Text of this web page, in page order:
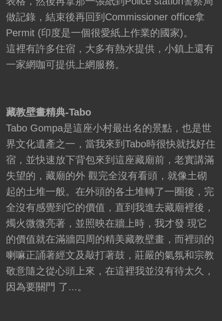
做記錄，結束後再回到Commissioner office拿
Permit (印度是一個很愛紙上作業的國家)。
這裡有許多住宿，大多有熱水提供，小鎮上還有
一家網咖可提供上網服務。
藏教壁畫精典-Tabo
Tabo Gompa是這座小村最出名的景點，也是世
界文化遺產之一，當我來到Tabo時很快就找好住
宿，並快速放下背包來到這座藏廟前，老實講滿
失望的，藏廟的外 觀完全沒有看頭，就像土砌
起的土堆一般。在外頭的各土堆轉了一圈後，完
全沒有感覺到它的價值，直到我進去藏廟裡後，
燭火微微亮著，並照映在牆上時，我才發 現它
的價值就在滿牆四周的精美藏教壁畫，而裡頭的
喇嘛正誦著經文及敲打著鼓，莊嚴的氣氛和宗教
敬意隨之從心頭上來，在這裡我並沒有待太久，
因為要關門 了...。